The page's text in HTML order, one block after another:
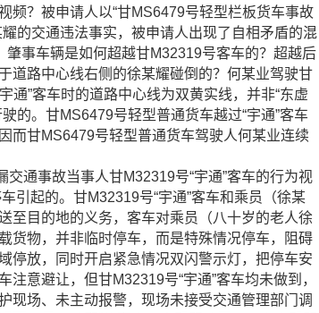
频？被申请人以“甘MS6479号轻型栏板货车事故
的交通违法事实，被申请人出现了自相矛盾的混
肇事车辆是如何超越甘M32319号客车的？超越后
道路中心线右侧的徐某耀碰倒的？何某业驾驶甘
通”客车时的道路中心线为双黄实线，并非“东虚
的。甘MS6479号轻型普通货车越过“宇通”客车
而甘MS6479号轻型普通货车驾驶人何某业连续
通事故当事人甘M32319号“宇通”客车的行为视
引起的。甘M32319号“宇通”客车和乘员（徐某
至目的地的义务，客车对乘员（八十岁的老人徐
货物，并非临时停车，而是特殊情况停车，阻碍
停放，同时开启紧急情况双闪警示灯，把停车安
意避让，但甘M32319号“宇通”客车均未做到，
现场、未主动报警，现场未接受交通管理部门调